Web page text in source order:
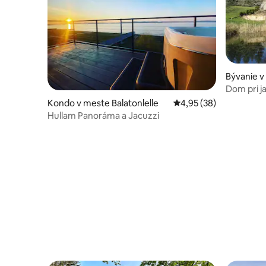
Kondo v meste Balatonlelle Priemerné
4,95 (38)
Hullam Panoráma a Jacuzzi
Bývanie
Dom pri